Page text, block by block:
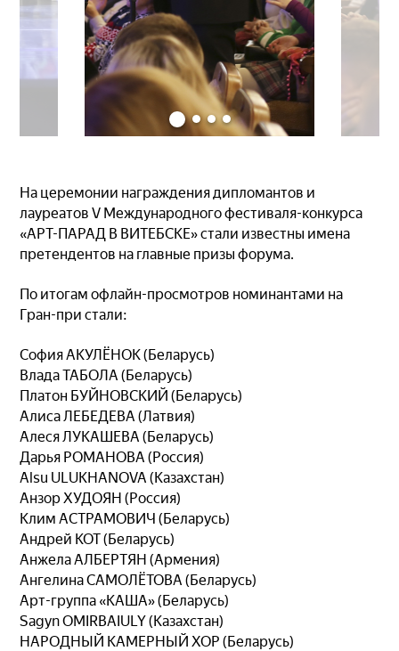
На церемонии награждения дипломантов и
лауреатов V Международного фестиваля-конкурса
«АРТ-ПАРАД В ВИТЕБСКЕ» стали известны имена
претендентов на главные призы форума.
По итогам офлайн-просмотров номинантами на
Гран-при стали:
София АКУЛЁНОК (Беларусь)
Влада ТАБОЛА (Беларусь)
Платон БУЙНОВСКИЙ (Беларусь)
Алиса ЛЕБЕДЕВА (Латвия)
Алеся ЛУКАШЕВА (Беларусь)
Дарья РОМАНОВА (Россия)
Alsu ULUKHANOVA (Казахстан)
Анзор ХУДОЯН (Россия)
Клим АСТРАМОВИЧ (Беларусь)
Андрей КОТ (Беларусь)
Анжела АЛБЕРТЯН (Армения)
Ангелина САМОЛЁТОВА (Беларусь)
Арт-группа «КАША» (Беларусь)
Sagyn OMIRBAIULY (Казахстан)
НАРОДНЫЙ КАМЕРНЫЙ ХОР (Беларусь)